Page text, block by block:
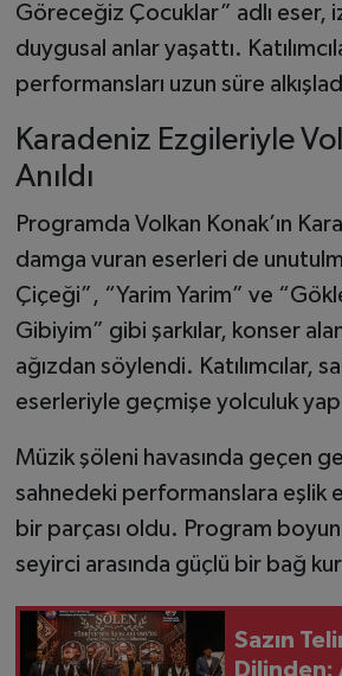
Göreceğiz Çocuklar” adlı eser,
duygusal anlar yaşattı.
performansları uzun süre
Karadeniz Ezgileriyle
Anıldı
Programda Volkan Konak’ın
damga vuran eserleri de
Çiçeği”, “Yarim Yarim” ve
Gibiyim” gibi şarkılar, konser
ağızdan söylendi. Katılımcılar,
eserleriyle geçmişe yolculuk
Müzik şöleni havasında geçen
sahnedeki performanslara eşlik
bir parçası oldu. Program
seyirci arasında güçlü bir bağ
Sazın
Dilinden: